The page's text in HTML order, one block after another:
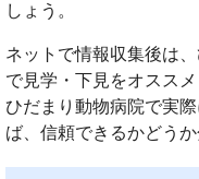
しょう。
ネットで情報収集後は
で見学・下見をオススメ
ひだまり動物病院で実
ば、信頼できるかどうか